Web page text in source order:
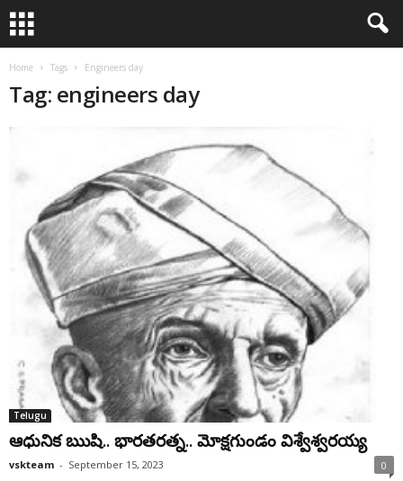
Home Tags Engineers day
Tag: engineers day
Telugu
ఆధునిక ఋషి.. భారతరత్న.. మోక్షగుండం విశ్వేశ్వరయ్య
vskteam - September 15, 2023 0